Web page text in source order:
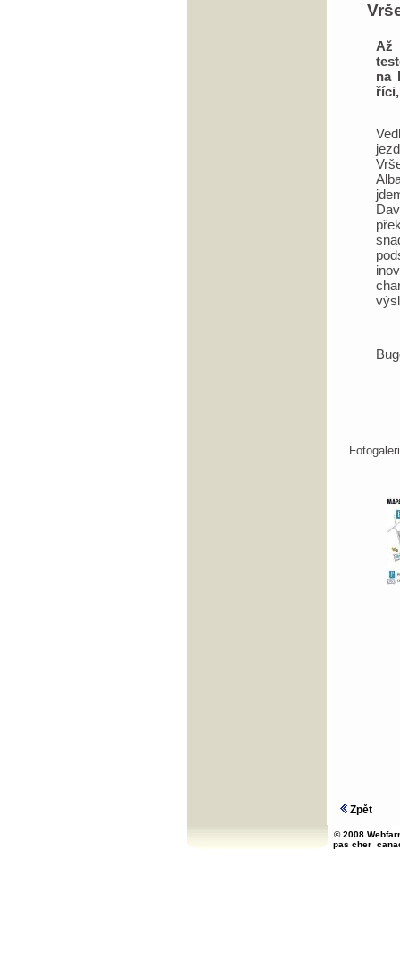
Až
na
Zpět
© 2008
pas cher